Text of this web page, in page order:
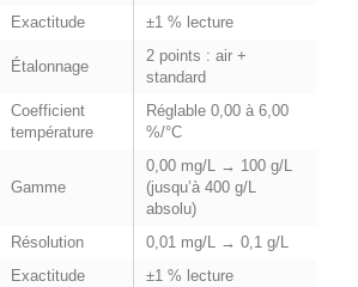
Exactitude
±1 % lecture
Étalonnage
2 points : air +
standard
Coefficient
température
Réglable 0,00 à 6,00
%/°C
Gamme
0,00 mg/L → 100 g/L
(jusqu’à 400 g/L
absolu)
Résolution
0,01 mg/L → 0,1 g/L
Exactitude
±1 % lecture